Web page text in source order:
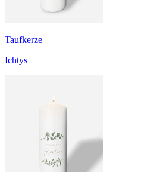
Taufkerze
Ichtys